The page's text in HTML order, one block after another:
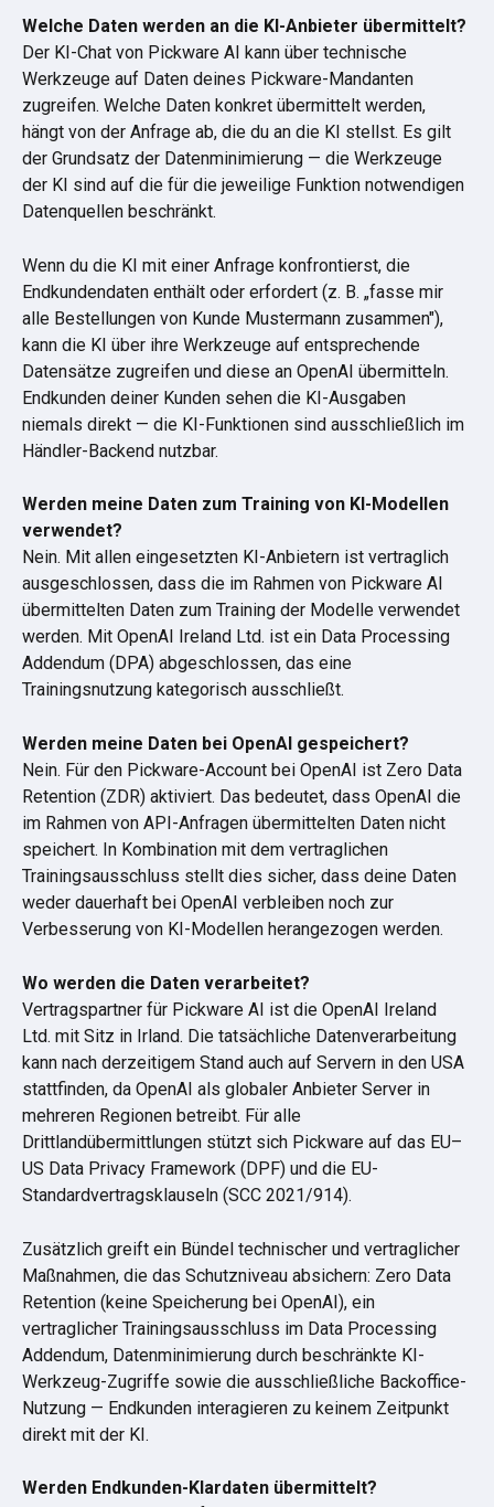
Welche Daten werden an die KI-Anbieter übermittelt?
Der KI-Chat von Pickware AI kann über technische
Werkzeuge auf Daten deines Pickware-Mandanten
zugreifen. Welche Daten konkret übermittelt werden,
hängt von der Anfrage ab, die du an die KI stellst. Es gilt
der Grundsatz der Datenminimierung — die Werkzeuge
der KI sind auf die für die jeweilige Funktion notwendigen
Datenquellen beschränkt.
Wenn du die KI mit einer Anfrage konfrontierst, die
Endkundendaten enthält oder erfordert (z. B. „fasse mir
alle Bestellungen von Kunde Mustermann zusammen"),
kann die KI über ihre Werkzeuge auf entsprechende
Datensätze zugreifen und diese an OpenAI übermitteln.
Endkunden deiner Kunden sehen die KI-Ausgaben
niemals direkt — die KI-Funktionen sind ausschließlich im
Händler-Backend nutzbar.
Werden meine Daten zum Training von KI-Modellen
verwendet?
Nein. Mit allen eingesetzten KI-Anbietern ist vertraglich
ausgeschlossen, dass die im Rahmen von Pickware AI
übermittelten Daten zum Training der Modelle verwendet
werden. Mit OpenAI Ireland Ltd. ist ein Data Processing
Addendum (DPA) abgeschlossen, das eine
Trainingsnutzung kategorisch ausschließt.
Werden meine Daten bei OpenAI gespeichert?
Nein. Für den Pickware-Account bei OpenAI ist Zero Data
Retention (ZDR) aktiviert. Das bedeutet, dass OpenAI die
im Rahmen von API-Anfragen übermittelten Daten nicht
speichert. In Kombination mit dem vertraglichen
Trainingsausschluss stellt dies sicher, dass deine Daten
weder dauerhaft bei OpenAI verbleiben noch zur
Verbesserung von KI-Modellen herangezogen werden.
Wo werden die Daten verarbeitet?
Vertragspartner für Pickware AI ist die OpenAI Ireland
Ltd. mit Sitz in Irland. Die tatsächliche Datenverarbeitung
kann nach derzeitigem Stand auch auf Servern in den USA
stattfinden, da OpenAI als globaler Anbieter Server in
mehreren Regionen betreibt. Für alle
Drittlandübermittlungen stützt sich Pickware auf das EU–
US Data Privacy Framework (DPF) und die EU-
Standardvertragsklauseln (SCC 2021/914).
Zusätzlich greift ein Bündel technischer und vertraglicher
Maßnahmen, die das Schutzniveau absichern: Zero Data
Retention (keine Speicherung bei OpenAI), ein
vertraglicher Trainingsausschluss im Data Processing
Addendum, Datenminimierung durch beschränkte KI-
Werkzeug-Zugriffe sowie die ausschließliche Backoffice-
Nutzung — Endkunden interagieren zu keinem Zeitpunkt
direkt mit der KI.
Werden Endkunden-Klardaten übermittelt?